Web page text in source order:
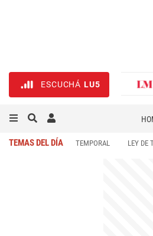
ESCUCHÁ LU5
TEMAS DEL DÍA TEMPORAL LEY DE